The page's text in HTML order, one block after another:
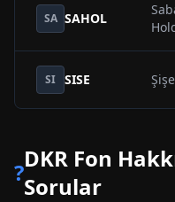
SA SAHOL
SI SISE
?DKR Fon
Sorular